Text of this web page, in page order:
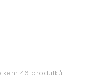
46 produtků